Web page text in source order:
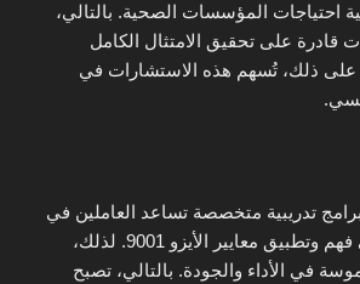
احتياجات المؤسسات الصحية. بالتالي،
على تحقيق الامتثال الكامل
على ذلك، تُسهم هذه الاستشارات في
تدريبية متخصصة تساعد العاملين في
القطاع الصحي على فهم وتطبيق معايير الأيزو 9001. لذلك،
في الأداء والجودة. بالتالي، تصبح